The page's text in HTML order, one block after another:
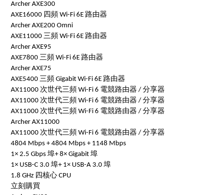
Archer AXE300
AXE16000 四頻 Wi-Fi 6E 路由器
Archer AXE200 Omni
AXE11000 三頻 Wi-Fi 6E 路由器
Archer AXE95
AXE7800 三頻 Wi-Fi 6E 路由器
Archer AXE75
AXE5400 三頻 Gigabit Wi-Fi 6E 路由器
AX11000 次世代三頻 Wi-Fi 6 電競路由器 / 分享器
AX11000 次世代三頻 Wi-Fi 6 電競路由器 / 分享器
AX11000 次世代三頻 Wi-Fi 6 電競路由器 / 分享器
Archer AX11000
AX11000 次世代三頻 Wi-Fi 6 電競路由器 / 分享器
4804 Mbps + 4804 Mbps + 1148 Mbps
1× 2.5 Gbps 埠+ 8× Gigabit 埠
1× USB-C 3.0 埠+ 1× USB-A 3.0 埠
1.8 GHz 四核心 CPU
立刻購買